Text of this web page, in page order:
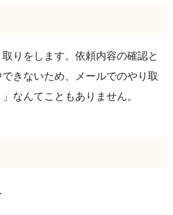
りをします。依頼内容の確認と
きないため、メールでのやり取
なんてこともありません。